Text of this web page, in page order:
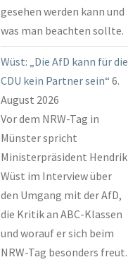
gesehen werden kann und
was man beachten sollte.
Wüst: „Die AfD kann für die
CDU kein Partner sein“ 6.
August 2026
Vor dem NRW-Tag in
Münster spricht
Ministerpräsident Hendrik
Wüst im Interview über
den Umgang mit der AfD,
die Kritik an ABC-Klassen
und worauf er sich beim
NRW-Tag besonders freut.